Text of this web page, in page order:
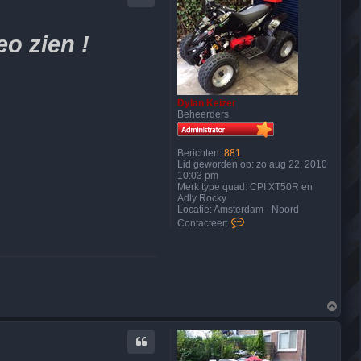
Dylan Keizer
Beheerders
Berichten: 881
Lid geworden op: zo aug 22, 2010
10:03 pm
Merk type quad: CPI XT50R en
Adly Rocky
Locatie: Amsterdam - Noord
Contacteer:
r
D
y
l
zien !
m